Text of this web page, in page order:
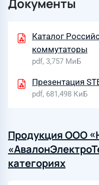
Каталог
коммутаторы
pdf, 3,757 МиБ
Презентация
pdf, 681,498 КиБ
Продукция ООО
категориях